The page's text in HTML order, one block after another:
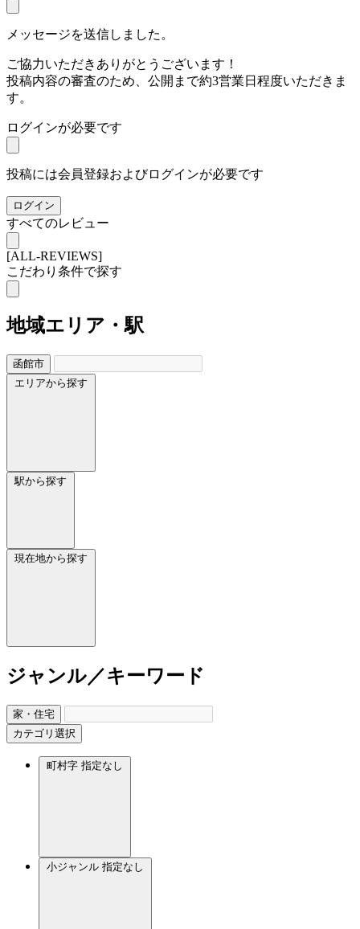
メッセージを送信しました。
ご協力いただきありがとうございます！
投稿内容の審査のため、公開まで約3営業日程度いただきま
す。
ログインが必要です
投稿には会員登録およびログインが必要です
ログイン
すべてのレビュー
[ALL-REVIEWS]
こだわり条件で探す
地域エリア・駅
函館市
エリアから探す
駅から探す
現在地から探す
ジャンル／キーワード
家・住宅
カテゴリ選択
町村字 指定なし
小ジャンル 指定なし